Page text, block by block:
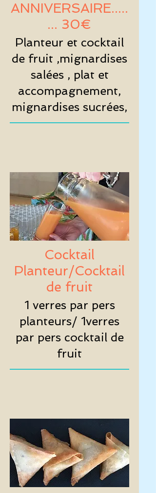
ANNIVERSAIRE.....
... 30€
Planteur et cocktail
de fruit ,mignardises
salées , plat et
accompagnement,
mignardises sucrées,
Cocktail
Planteur/Cocktail
de fruit
1 verres par pers
planteurs/ 1verres
par pers cocktail de
fruit